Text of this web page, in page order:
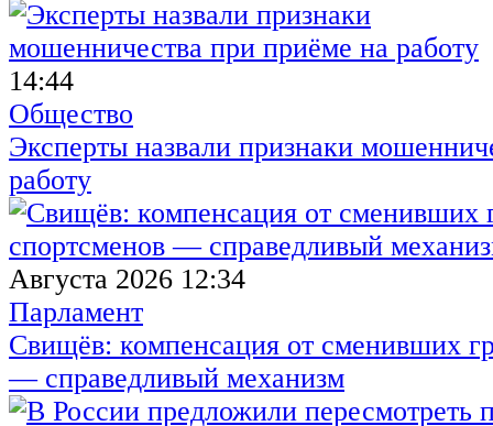
14:44
Общество
Эксперты назвали признаки
работу
Августа 2026 12:34
Парламент
Свищёв: компенсация от сменивших
— справедливый механизм